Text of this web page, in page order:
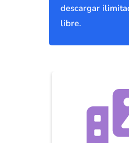
descargar
libre.